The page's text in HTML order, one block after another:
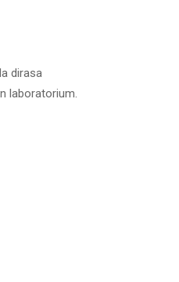
dirasa
laboratorium.